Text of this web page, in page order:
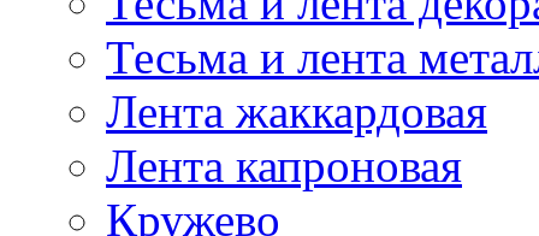
Тесьма и лента
Лента жаккардовая
Лента капроновая
Кружево